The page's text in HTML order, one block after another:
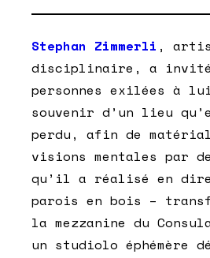
Stephan Zimmerli ,
disciplinaire, a
personnes exilées à
souvenir d’un lieu
perdu, afin de
visions mentales par
qu’il a réalisé en
parois en bois –
la mezzanine du
un studiolo éphémère